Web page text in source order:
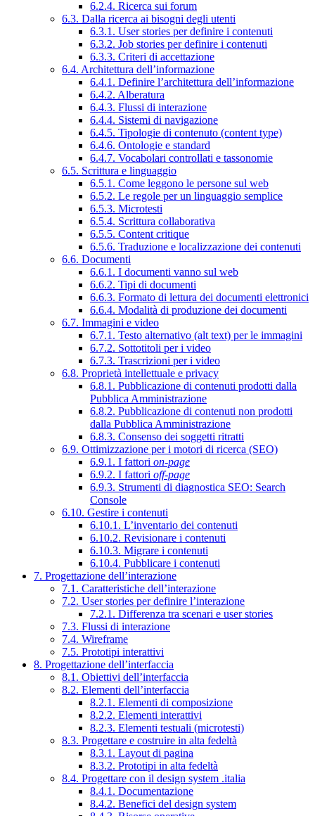
6.2.4. Ricerca sui forum
6.3. Dalla ricerca ai bisogni degli utenti
6.3.1. User stories per definire i contenuti
6.3.2. Job stories per definire i contenuti
6.3.3. Criteri di accettazione
6.4. Architettura dell’informazione
6.4.1. Definire l’architettura dell’informazione
6.4.2. Alberatura
6.4.3. Flussi di interazione
6.4.4. Sistemi di navigazione
6.4.5. Tipologie di contenuto (content type)
6.4.6. Ontologie e standard
6.4.7. Vocabolari controllati e tassonomie
6.5. Scrittura e linguaggio
6.5.1. Come leggono le persone sul web
6.5.2. Le regole per un linguaggio semplice
6.5.3. Microtesti
6.5.4. Scrittura collaborativa
6.5.5. Content critique
6.5.6. Traduzione e localizzazione dei contenuti
6.6. Documenti
6.6.1. I documenti vanno sul web
6.6.2. Tipi di documenti
6.6.3. Formato di lettura dei documenti elettronici
6.6.4. Modalità di produzione dei documenti
6.7. Immagini e video
6.7.1. Testo alternativo (alt text) per le immagini
6.7.2. Sottotitoli per i video
6.7.3. Trascrizioni per i video
6.8. Proprietà intellettuale e privacy
6.8.1. Pubblicazione di contenuti prodotti dalla
Pubblica Amministrazione
6.8.2. Pubblicazione di contenuti non prodotti
dalla Pubblica Amministrazione
6.8.3. Consenso dei soggetti ritratti
6.9. Ottimizzazione per i motori di ricerca (SEO)
6.9.1. I fattori on-page
6.9.2. I fattori off-page
6.9.3. Strumenti di diagnostica SEO: Search
Console
6.10. Gestire i contenuti
6.10.1. L’inventario dei contenuti
6.10.2. Revisionare i contenuti
6.10.3. Migrare i contenuti
6.10.4. Pubblicare i contenuti
7. Progettazione dell’interazione
7.1. Caratteristiche dell’interazione
7.2. User stories per definire l’interazione
7.2.1. Differenza tra scenari e user stories
7.3. Flussi di interazione
7.4. Wireframe
7.5. Prototipi interattivi
8. Progettazione dell’interfaccia
8.1. Obiettivi dell’interfaccia
8.2. Elementi dell’interfaccia
8.2.1. Elementi di composizione
8.2.2. Elementi interattivi
8.2.3. Elementi testuali (microtesti)
8.3. Progettare e costruire in alta fedeltà
8.3.1. Layout di pagina
8.3.2. Prototipi in alta fedeltà
8.4. Progettare con il design system .italia
8.4.1. Documentazione
8.4.2. Benefici del design system